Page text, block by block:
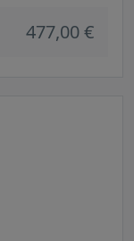
477,00 €